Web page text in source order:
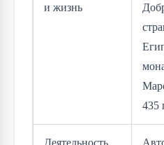
и жизнь
435